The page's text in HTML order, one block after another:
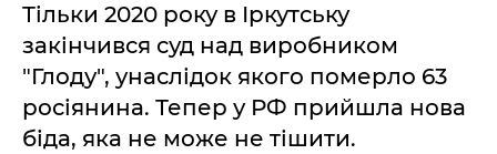
Тільки 2020 року в Іркутську
закінчився суд над виробником
"Глоду", унаслідок якого померло 63
росіянина. Тепер у РФ прийшла нова
біда, яка не може не тішити.